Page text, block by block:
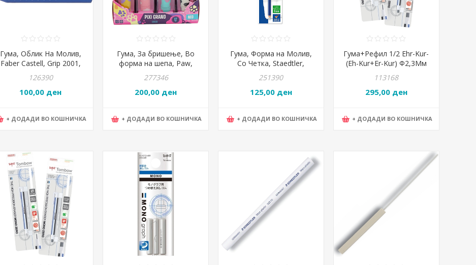
Гума, Облик На Молив,
Faber Castell, Grip 2001,
187100 12608, Сорт
126390
100,00 ден
+ ДОДАДИ ВО КОШНИЧКА
Гума, За бришење, Во
форма на шепа, Paw,
Statovac, Pixi grand,
104146, Микс
277346
200,00 ден
+ ДОДАДИ ВО КОШНИЧКА
Гума, Форма на Молив,
Со Четка, Staedtler,
Mars® rasor, 526 61BK-C
251390
125,00 ден
+ ДОДАДИ ВО КОШНИЧКА
Гума+Рефил 1/2 Ehr-Kur-
(Eh-Kur+Er-Kur) Ф2,3Мм
Blister
113168
295,00 ден
+ ДОДАДИ ВО КОШНИЧКА